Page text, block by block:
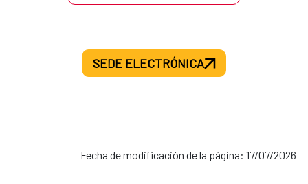
SEDE ELECTRÓNICA
Fecha de modificación de la página: 17/07/2026